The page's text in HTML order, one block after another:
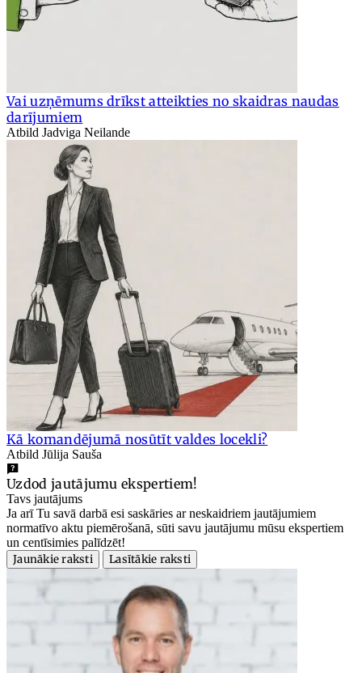
Vai uzņēmums drīkst atteikties no skaidras naudas
darījumiem
Atbild Jadviga Neilande
Kā komandējumā nosūtīt valdes locekli?
Atbild Jūlija Sauša
Uzdod jautājumu ekspertiem!
Tavs jautājums
Ja arī Tu savā darbā esi saskāries ar neskaidriem jautājumiem
normatīvo aktu piemērošanā, sūti savu jautājumu mūsu ekspertiem
un centīsimies palīdzēt!
Jaunākie raksti
Lasītākie raksti